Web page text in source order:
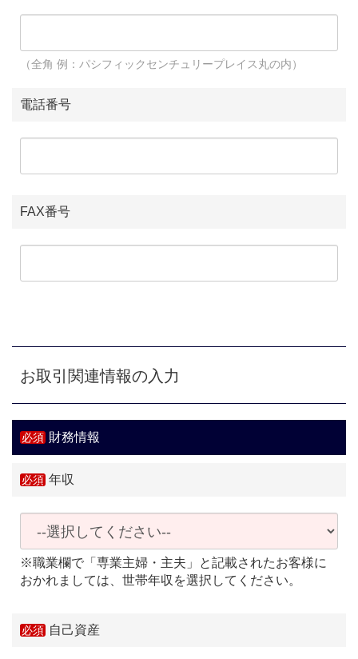
（全角 例：パシフィックセンチュリープレイス丸の内）
電話番号
FAX番号
お取引関連情報の入力
財務情報
年収
※職業欄で「専業主婦・主夫」と記載されたお客様に
おかれましては、世帯年収を選択してください。
自己資産